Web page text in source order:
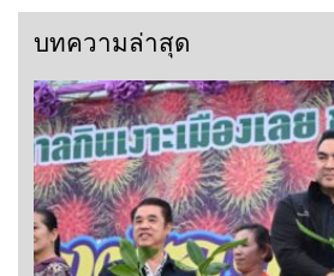
บทความล่าสุด